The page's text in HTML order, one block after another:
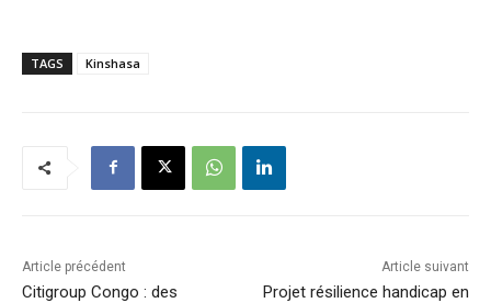
TAGS Kinshasa
Article précédent
Citigroup Congo : des
Article suivant
Projet résilience handicap en